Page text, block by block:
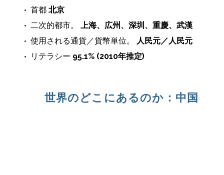
首都 北京
二次的都市。 上海、広州、深圳、重慶、武漢
使用される通貨／貨幣単位。
人民元／人民元
リテラシー 95.1% (2010年推定)
世界のどこにあるのか：中国